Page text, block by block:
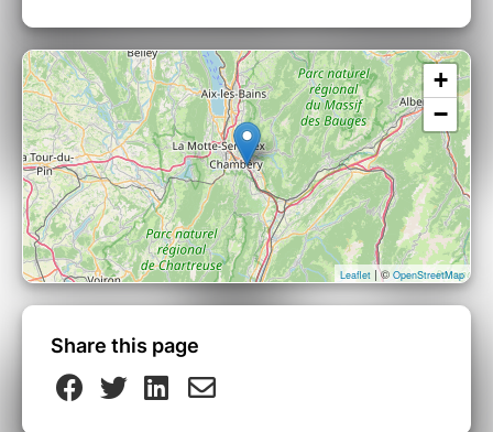
+
−
Leaflet | © OpenStreetMap
Share this page